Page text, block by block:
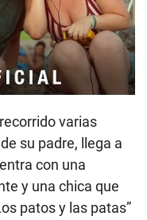
varias
su padre, llega a
con una
y una chica que
patos y las patas”